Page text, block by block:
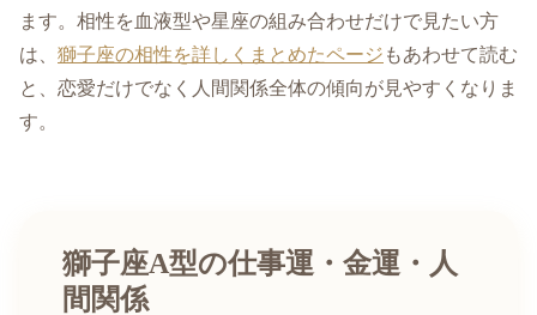
ます。相性を血液型や星座の組み合わせだけで見たい方
は、 獅子座の相性を詳しくまとめたページ もあわせて読む
と、恋愛だけでなく人間関係全体の傾向が見やすくなりま
す。
獅子座A型の仕事運・金運・人
間関係